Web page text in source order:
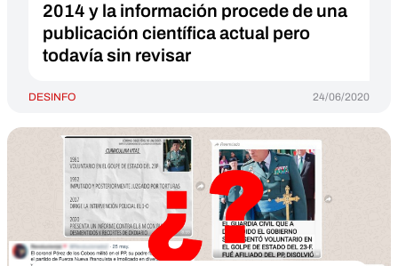
2014 y la información procede de una
publicación científica actual pero
todavía sin revisar
DESINFO 24/06/2020